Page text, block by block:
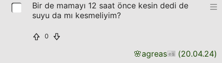
Bir de mamayı 12 saat önce kesin dedi de
suyu da mı kesmeliyim?
0
🌸agreas (20.04.24)